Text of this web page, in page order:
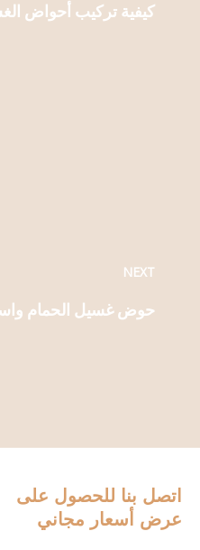
كيفية تركيب أحواض
NEXT
حوض غسيل الحمام
اتصل بنا للحصول على
عرض أسعار مجاني